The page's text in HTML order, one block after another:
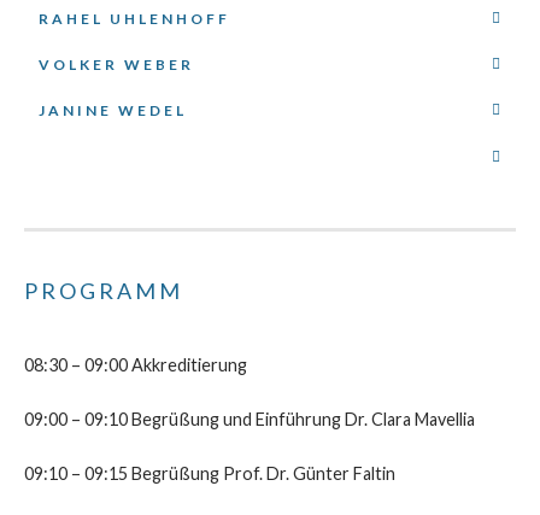
RAHEL UHLENHOFF
VOLKER WEBER
JANINE WEDEL
PROGRAMM
08:30 – 09:00 Akkreditierung
09:00 – 09:10 Begrüßung und Einführung Dr. Clara Mavellia
09:10 – 09:15 Begrüßung Prof. Dr. Günter Faltin